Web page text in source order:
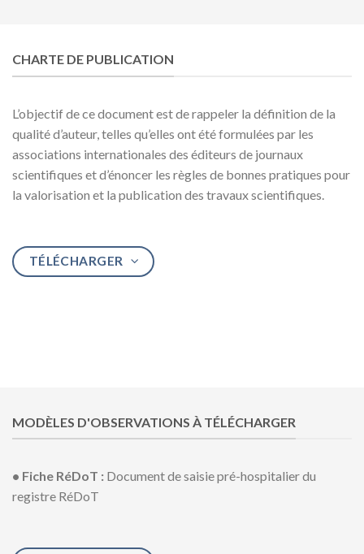
CHARTE DE PUBLICATION
L’objectif de ce document est de rappeler la définition de la
qualité d’auteur, telles qu’elles ont été formulées par les
associations internationales des éditeurs de journaux
scientifiques et d’énoncer les règles de bonnes pratiques pour
la valorisation et la publication des travaux scientifiques.
TÉLÉCHARGER
MODÈLES D'OBSERVATIONS À TÉLÉCHARGER
• Fiche RéDoT : Document de saisie pré-hospitalier du
registre RéDoT